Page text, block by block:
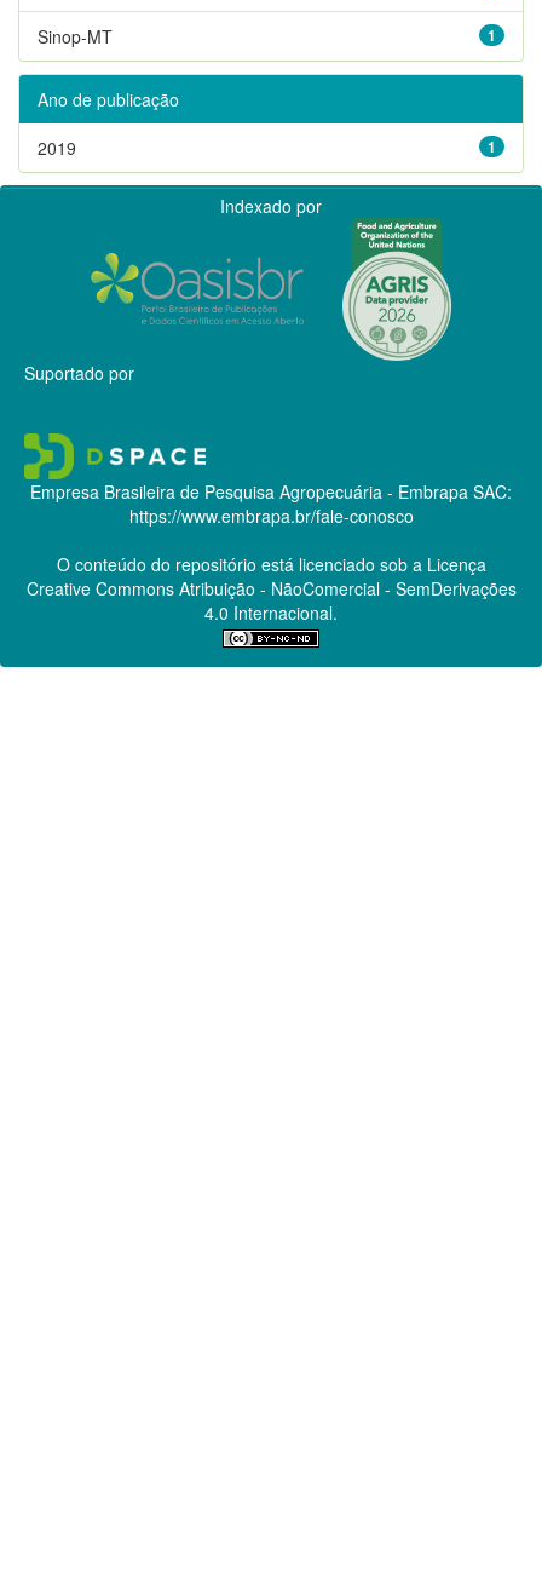
1
Sinop-MT
Ano de publicação
1
2019
Indexado por
Suportado por
Empresa Brasileira de Pesquisa Agropecuária - Embrapa SAC:
https://www.embrapa.br/fale-conosco
O conteúdo do repositório está licenciado sob a Licença
Creative CommonsAtribuição - NãoComercial - SemDerivações
4.0 Internacional.